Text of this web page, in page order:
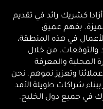
كشريك رائد في تقديم
بفهم عميق
في هذه المنطقة،
والتوقعات. من خلال
والمعرفة
وتعزيز نموهم. نحن
ببناء شراكات طويلة الأمد
في جميع دول الخليج.